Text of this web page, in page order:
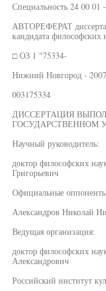
Специальность 24 00 01
АВТОРЕФЕРАТ
кандидата философских
□ ОЗ 1 "75334-
Нижний Новгород - 2007
003175334
ДИССЕРТАЦИЯ
ГОСУДАРСТВЕННОМ
Научный руководитель:
доктор философских
Григорьевич
Официальные
Александров Николай
Ведущая организация:
доктор философских
Александрович
Российский институт